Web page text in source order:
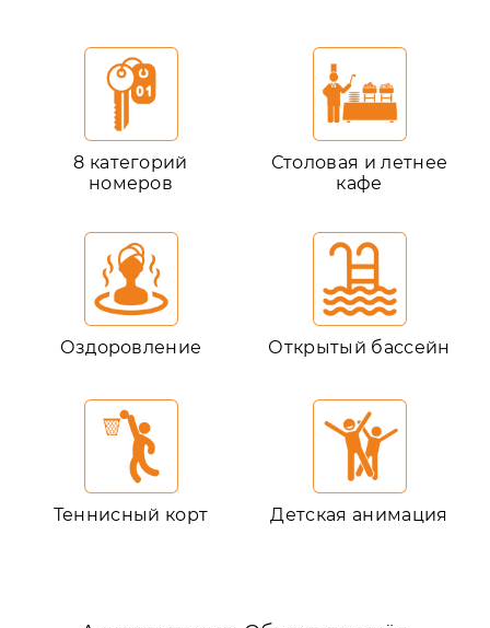
8 категорий
номеров
Столовая и летнее
кафе
Оздоровление Открытый бассейн
Теннисный корт Детская анимация